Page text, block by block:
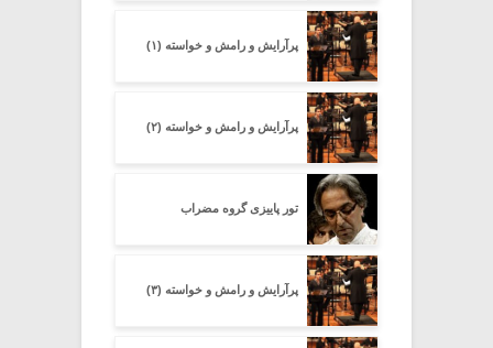
پرآرایش و رامش و خواسته (۱)
پرآرایش و رامش و خواسته (۲)
تور پاییزی گروه مضراب
پرآرایش و رامش و خواسته (۳)